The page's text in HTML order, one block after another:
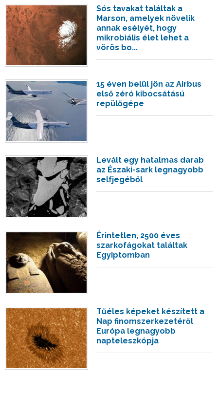
Sós tavakat találtak a
Marson, amelyek növelik
annak esélyét, hogy
mikrobiális élet lehet a
vörös bo...
15 éven belül jön az Airbus
első zéró kibocsátású
repülőgépe
Levált egy hatalmas darab
az Északi-sark legnagyobb
selfjegéből
Érintetlen, 2500 éves
szarkofágokat találtak
Egyiptomban
Tűéles képeket készített a
Nap finomszerkezetéről
Európa legnagyobb
napteleszkópja